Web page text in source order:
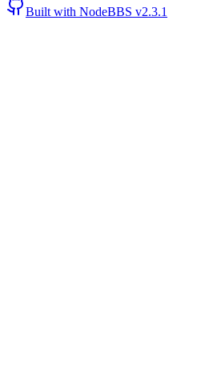
Built with NodeBBS v2.3.1